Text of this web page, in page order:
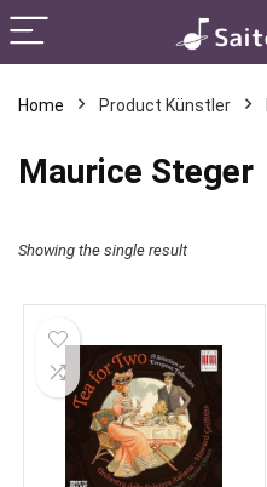
Home Product Künstler
Maurice Steger
Showing the single result